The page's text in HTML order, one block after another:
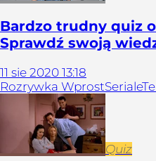
Bardzo trudny quiz
Sprawdź swoją
11 sie 2020 13:18
Rozrywka WprostSeriale
Quiz